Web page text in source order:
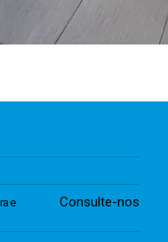
e
Consulte-nos